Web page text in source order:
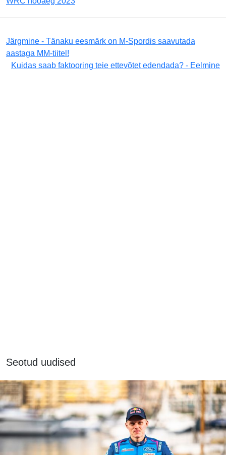
Järgmine - Tänaku eesmärk on M-Spordis saavutada
aastaga MM-tiitel!
Kuidas saab faktooring teie ettevõtet edendada? - Eelmine
Seotud uudised